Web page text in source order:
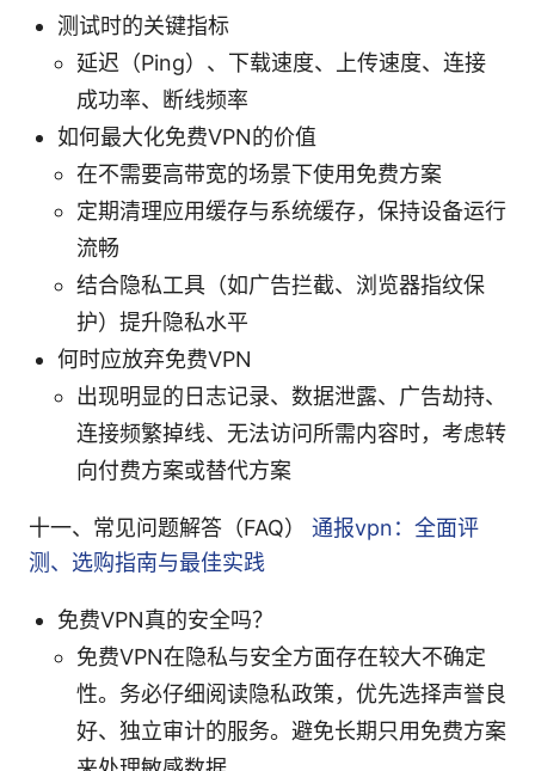
测试时的关键指标
延迟（Ping）、下载速度、上传速度、连接
成功率、断线频率
如何最大化免费VPN的价值
在不需要高带宽的场景下使用免费方案
定期清理应用缓存与系统缓存，保持设备运行
流畅
结合隐私工具（如广告拦截、浏览器指纹保
护）提升隐私水平
何时应放弃免费VPN
出现明显的日志记录、数据泄露、广告劫持、
连接频繁掉线、无法访问所需内容时，考虑转
向付费方案或替代方案
十一、常见问题解答（FAQ） 通报vpn：全面评
测、选购指南与最佳实践
免费VPN真的安全吗？
免费VPN在隐私与安全方面存在较大不确定
性。务必仔细阅读隐私政策，优先选择声誉良
好、独立审计的服务。避免长期只用免费方案